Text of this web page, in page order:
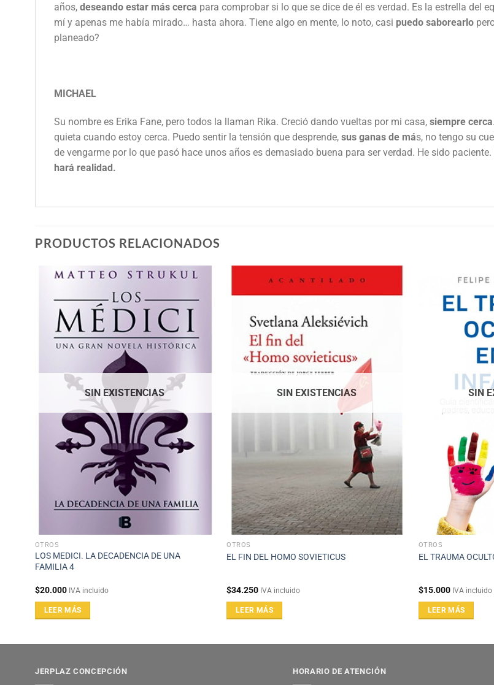
años, deseando estar más cerca para comprobar si lo que se dice de él es verdad. Es la estrella del
mí y apenas me había mirado… hasta ahora. Tiene algo en mente, lo noto, casi puedo saborearlo
planeado?
MICHAEL
Su nombre es Erika Fane, pero todos la llaman Rika. Creció dando vueltas por mi casa, siempre cerca
quieta cuando estoy cerca. Puedo sentir la tensión que desprende, sus ganas de más, no tengo su
de vengarme por lo que pasó hace unos años es demasiado buena para ser verdad. He sido
hará realidad.
PRODUCTOS RELACIONADOS
SIN EXISTENCIAS
OTROS
LOS MEDICI. LA DECADENCIA DE UNA
FAMILIA 4
$20.000 IVA incluido
LEER MÁS
SIN EXISTENCIAS
OTROS
EL FIN DEL HOMO SOVIETICUS
$34.250 IVA incluido
LEER MÁS
SIN
OTROS
EL TRAUMA
$15.000 IVA incluido
LEER MÁS
JERPLAZ CONCEPCIÓN HORARIO DE ATENCIÓN